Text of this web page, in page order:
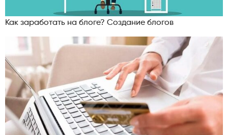
Как заработать на блоге? Создание блогов